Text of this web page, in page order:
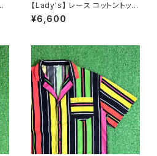
【Lady's】 レース コットントップ
ス / 古着 レディース 半袖 N148
8
¥6,600